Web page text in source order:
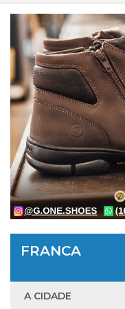
FRANCA
A CIDADE